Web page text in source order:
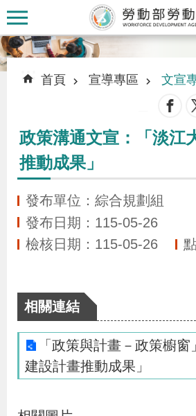
跳到主要內容區塊
認
識
署
訊
發
民
:::
::: 首頁 宣導專區 文宣
政策溝通文宣：「淡江
推動成果」
發布單位：綜合規劃組
發布日期：115-05-26
檢核日期：115-05-26
相關連結
「政策與計畫－政策櫥
建設計畫推動成果」